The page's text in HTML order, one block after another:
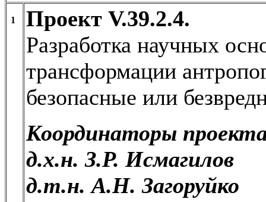
1
Проект V.39.2.4.
Разработка научных
трансформации
безопасные или
Координаторы
д.х.н. З.Р. Исмагилов
д.т.н. А.Н. Загоруйко